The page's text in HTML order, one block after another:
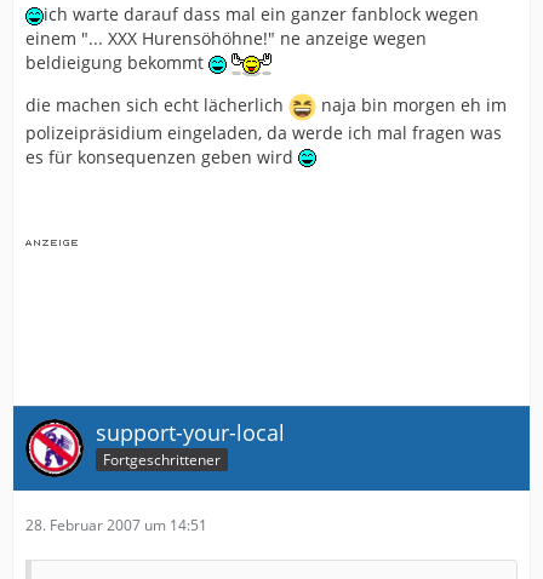
ich warte darauf dass mal ein ganzer fanblock wegen
einem "... XXX Hurensöhöhne!" ne anzeige wegen
beldieigung bekommt
die machen sich echt lächerlich
naja bin morgen eh im
polizeipräsidium eingeladen, da werde ich mal fragen was
es für konsequenzen geben wird
support-your-local
Fortgeschrittener
28. Februar 2007 um 14:51